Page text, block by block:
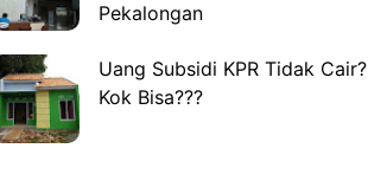
Pekalongan
Uang Subsidi KPR Tidak Cair?
Kok Bisa???